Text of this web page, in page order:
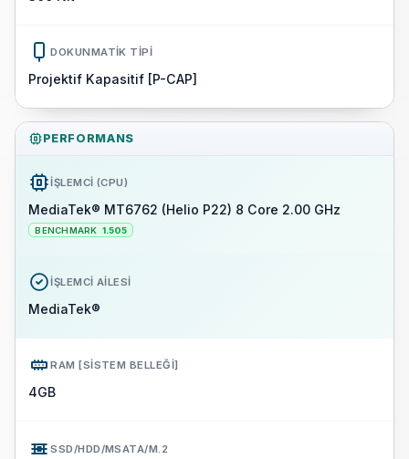
DOKUNMATIK TIPI
Projektif Kapasitif [P-CAP]
PERFORMANS
İŞLEMCI (CPU)
MediaTek® MT6762 (Helio P22) 8 Core 2.00 GHz
BENCHMARK 1.505
İŞLEMCI AILESI
MediaTek®
RAM [SISTEM BELLEĞI]
4GB
SSD/HDD/MSATA/M.2